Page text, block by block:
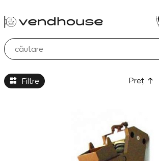
Grupuri Cafea
Filtre Preţ